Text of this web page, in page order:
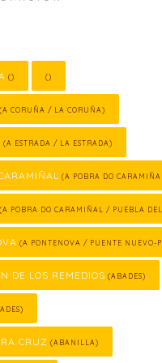
() ()
(A CORUÑA / LA CORUÑA)
(A ESTRADA / LA ESTRADA)
(A POBRA DO
(A POBRA DO CARAMIÑAL / PUEBLA
(A PONTENOVA / PUENTE NUEVO-
DE LOS REMEDIOS (ABADES)
CRUZ (ABANILLA)